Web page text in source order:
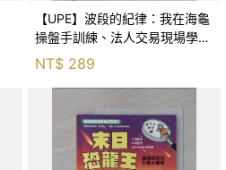
【UPE】波段的紀律：我在海龜
操盤手訓練、法人交易現場學到
的進場、加碼、退場紀律，守住
紀律獲利至少50％_雷老闆
NT$ 289